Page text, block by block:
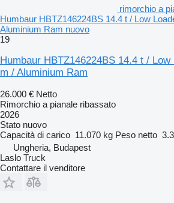
rimorchio a
Humbaur HBTZ146224BS 14.4 t / Low
Aluminium Ram nuovo
19
Humbaur HBTZ146224BS 14.4 t /
m / Aluminium Ram
26.000 € Netto
Rimorchio a pianale ribassato
2026
Stato nuovo
Capacità di carico 11.070 kg Peso netto
Ungheria, Budapest
Laslo Truck
Contattare il venditore